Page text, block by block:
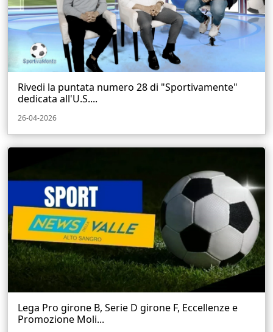
Rivedi la puntata numero 28 di "Sportivamente"
dedicata all'U.S....
26-04-2026
Lega Pro girone B, Serie D girone F, Eccellenze e
Promozione Moli...